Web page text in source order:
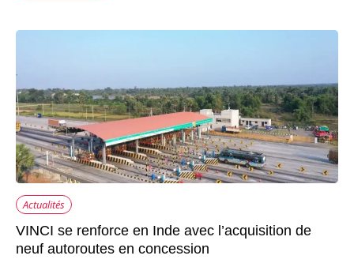
Actualités
VINCI se renforce en Inde avec l’acquisition de
neuf autoroutes en concession